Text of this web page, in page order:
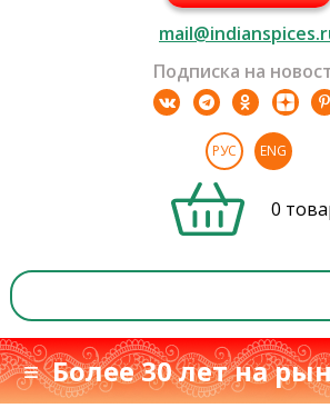
Подписка на
РУС ENG
0
≡ Более 30 лет на